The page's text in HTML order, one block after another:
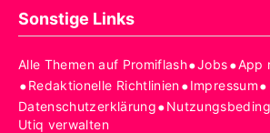
Sonstige Links
Alle Themen auf Promiflash•Jobs•App
•Redaktionelle Richtlinien•Impressum•
Datenschutzerklärung•
Utiq verwalten